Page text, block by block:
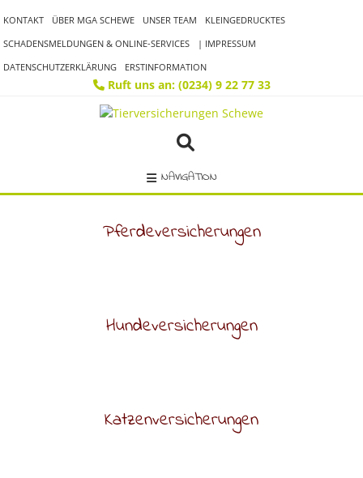
KONTAKT ÜBER MGA SCHEWE UNSER TEAM
KLEINGEDRUCKTES
SCHADENSMELDUNGEN & ONLINE-SERVICES
| IMPRESSUM
DATENSCHUTZERKLÄRUNG
ERSTINFORMATION
Ruft uns an: (0234) 9 22 77 33
NAVIGATION
Pferdeversicherungen
Hundeversicherungen
Katzenversicherungen